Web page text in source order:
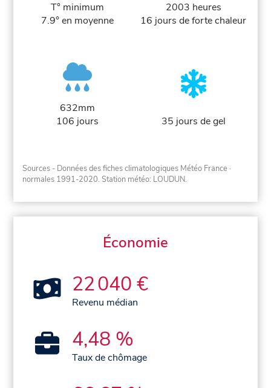
T° minimum
7.9° en moyenne
2003 heures
16 jours de forte chaleur
632mm
106 jours
35 jours de gel
Sources - Données des fiches climatologiques Météo France ·
normales 1991-2020. Station météo: LOUDUN.
Économie
22 040 €
Revenu médian
4,48 %
Taux de chômage